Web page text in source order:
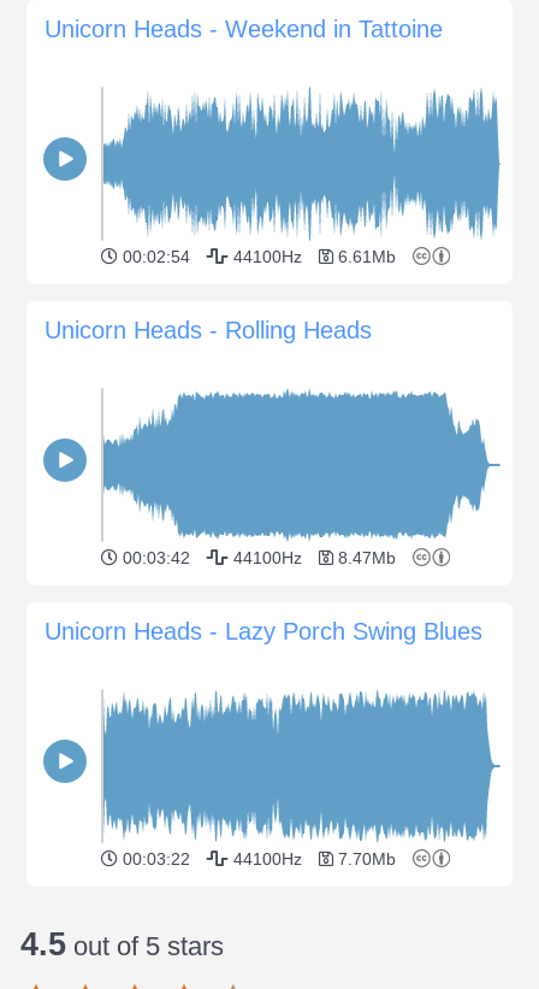
Unicorn Heads - Weekend in Tattoine
00:02:54 44100Hz 6.61Mb
Unicorn Heads - Rolling Heads
00:03:42 44100Hz 8.47Mb
Unicorn Heads - Lazy Porch Swing Blues
00:03:22 44100Hz 7.70Mb
4.5 out of 5 stars